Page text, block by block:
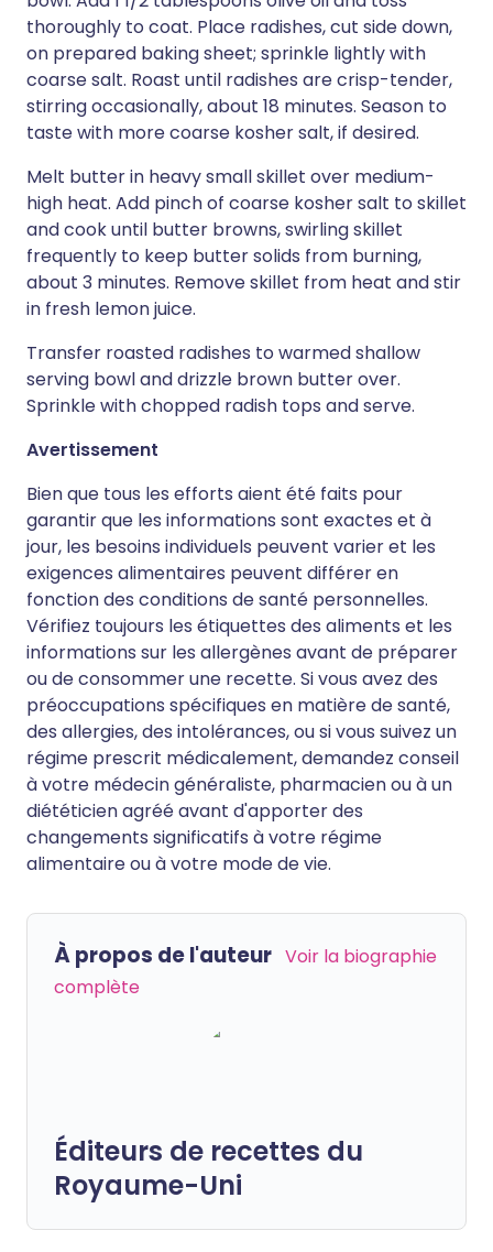
thoroughly to coat. Place radishes, cut side down,
on prepared baking sheet; sprinkle lightly with
coarse salt. Roast until radishes are crisp-tender,
stirring occasionally, about 18 minutes. Season to
taste with more coarse kosher salt, if desired.
Melt butter in heavy small skillet over medium-
high heat. Add pinch of coarse kosher salt to skillet
and cook until butter browns, swirling skillet
frequently to keep butter solids from burning,
about 3 minutes. Remove skillet from heat and stir
in fresh lemon juice.
Transfer roasted radishes to warmed shallow
serving bowl and drizzle brown butter over.
Sprinkle with chopped radish tops and serve.
Avertissement
Bien que tous les efforts aient été faits pour
garantir que les informations sont exactes et à
jour, les besoins individuels peuvent varier et les
exigences alimentaires peuvent différer en
fonction des conditions de santé personnelles.
Vérifiez toujours les étiquettes des aliments et les
informations sur les allergènes avant de préparer
ou de consommer une recette. Si vous avez des
préoccupations spécifiques en matière de santé,
des allergies, des intolérances, ou si vous suivez un
régime prescrit médicalement, demandez conseil
à votre médecin généraliste, pharmacien ou à un
diététicien agréé avant d'apporter des
changements significatifs à votre régime
alimentaire ou à votre mode de vie.
À propos de l'auteur Voir la biographie
complète
Éditeurs de recettes du
Royaume-Uni